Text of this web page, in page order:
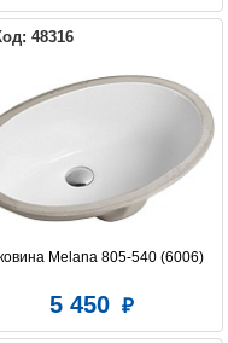
GROHE
MELANA
SANTEK
48316
Melana 805-540 (6006)
5 450